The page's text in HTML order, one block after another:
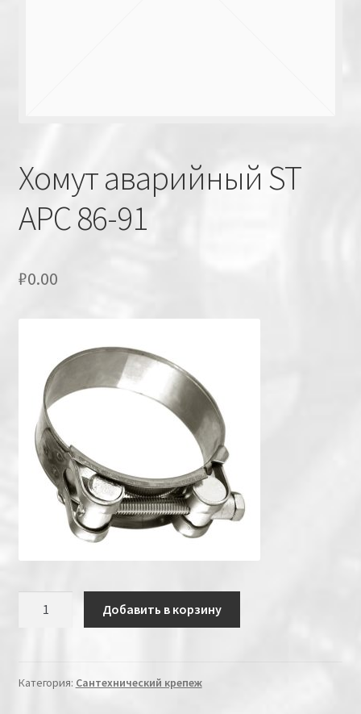
Хомут аварийный ST
APC 86-91
₽0.00
Добавить в корзину
Категория: Сантехнический крепеж